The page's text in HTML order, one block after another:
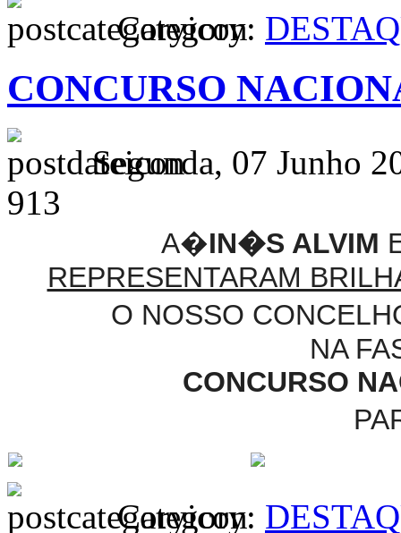
Category:
CONCURSO
Segunda, 07 Junho
913
A�IN�S ALVIM
REPRESENTARAM
O NOSSO
NA
CONCURSO
Category: